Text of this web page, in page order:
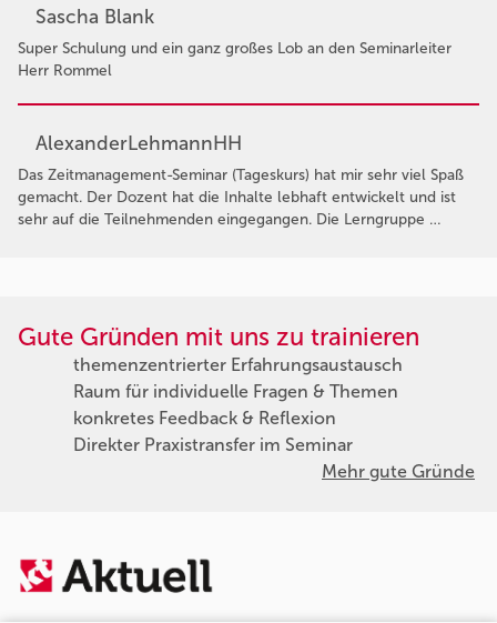
Sascha Blank
Super Schulung und ein ganz großes Lob an den Seminarleiter
Herr Rommel
AlexanderLehmannHH
Das Zeitmanagement-Seminar (Tageskurs) hat mir sehr viel Spaß
gemacht. Der Dozent hat die Inhalte lebhaft entwickelt und ist
sehr auf die Teilnehmenden eingegangen. Die Lerngruppe …
Gute Gründen mit uns zu trainieren
themenzentrierter Erfahrungsaustausch
Raum für individuelle Fragen & Themen
konkretes Feedback & Reflexion
Direkter Praxistransfer im Seminar
Mehr gute Gründe